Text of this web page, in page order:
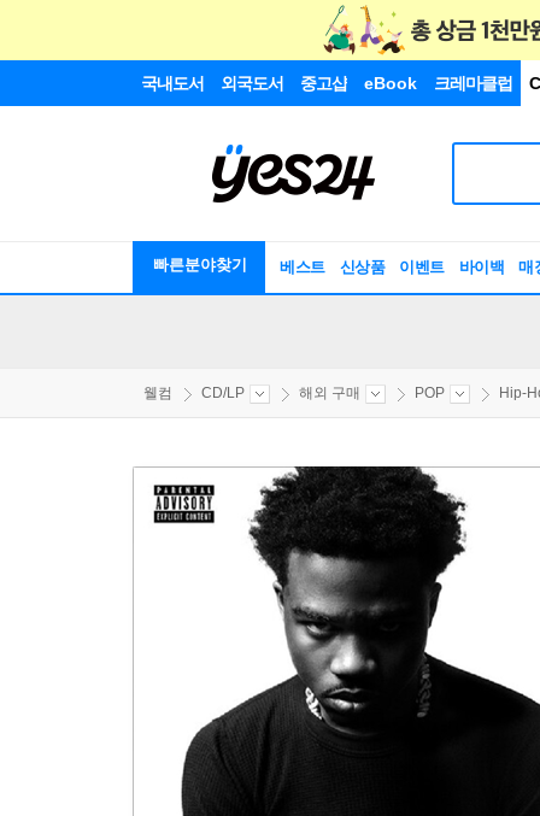
국내도서 외국도서 중고샵 eBook 크레마클럽
빠른분야찾기 베스트 신상품 이벤트 바이백 매
웰컴 CD/LP 해외 구매 POP Hip-